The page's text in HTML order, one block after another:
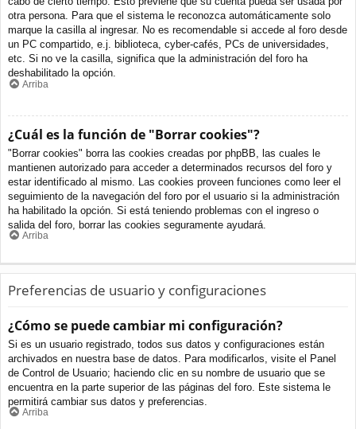
otra persona. Para que el sistema le reconozca automáticamente solo
marque la casilla al ingresar. No es recomendable si accede al foro desde
un PC compartido, e.j. biblioteca, cyber-cafés, PCs de universidades,
etc. Si no ve la casilla, significa que la administración del foro ha
deshabilitado la opción.
Arriba
¿Cuál es la función de "Borrar cookies"?
"Borrar cookies" borra las cookies creadas por phpBB, las cuales le
mantienen autorizado para acceder a determinados recursos del foro y
estar identificado al mismo. Las cookies proveen funciones como leer el
seguimiento de la navegación del foro por el usuario si la administración
ha habilitado la opción. Si está teniendo problemas con el ingreso o
salida del foro, borrar las cookies seguramente ayudará.
Arriba
Preferencias de usuario y configuraciones
¿Cómo se puede cambiar mi configuración?
Si es un usuario registrado, todos sus datos y configuraciones están
archivados en nuestra base de datos. Para modificarlos, visite el Panel
de Control de Usuario; haciendo clic en su nombre de usuario que se
encuentra en la parte superior de las páginas del foro. Este sistema le
permitirá cambiar sus datos y preferencias.
Arriba